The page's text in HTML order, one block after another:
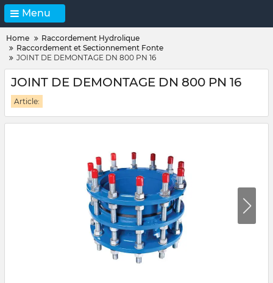
Menu
Home
Raccordement Hydrolique
Raccordement et Sectionnement Fonte
JOINT DE DEMONTAGE DN 800 PN 16
JOINT DE DEMONTAGE DN 800 PN 16
Article: